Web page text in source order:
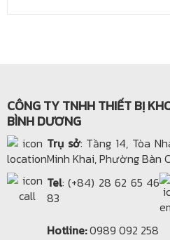
CÔNG TY TNHH THIẾT BỊ
BÌNH DƯƠNG
Trụ sở: Tầng 14, Tòa
Minh Khai, Phường Bàn
Tel: (+84) 28 62 65 46
83
Hotline:0989 092 258